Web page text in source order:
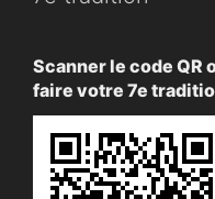
Scanner le code QR
faire votre 7e